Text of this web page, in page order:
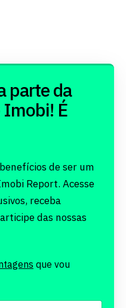
parte da
É
de ser um
Report. Acesse
receba
das nossas
que vou